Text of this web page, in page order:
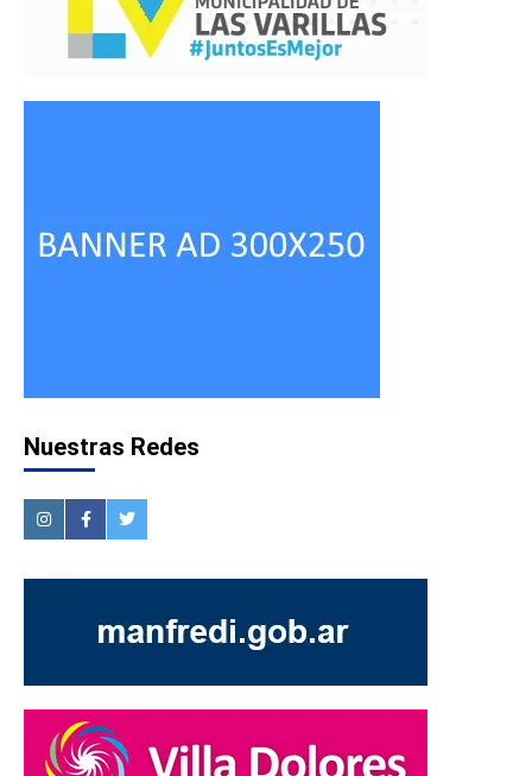
Nuestras Redes